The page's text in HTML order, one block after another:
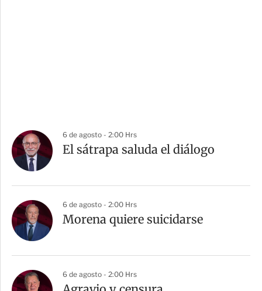
6 de agosto - 2:00 Hrs
El sátrapa saluda el diálogo
6 de agosto - 2:00 Hrs
Morena quiere suicidarse
6 de agosto - 2:00 Hrs